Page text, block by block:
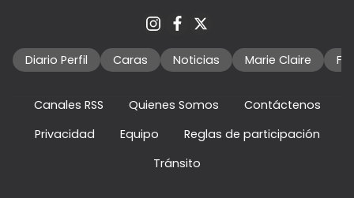
Diario Perfil Caras Noticias Marie Claire
Canales RSS Quienes Somos
Contáctenos
Privacidad
Equipo
Reglas de participación
Tránsito